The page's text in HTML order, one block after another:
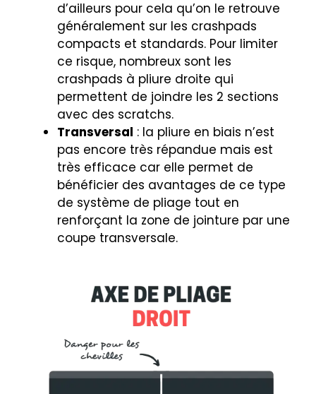
d’ailleurs pour cela qu’on le retrouve
généralement sur les crashpads
compacts et standards. Pour limiter
ce risque, nombreux sont les
crashpads à pliure droite qui
permettent de joindre les 2 sections
avec des scratchs.
Transversal : la pliure en biais n’est
pas encore très répandue mais est
très efficace car elle permet de
bénéficier des avantages de ce type
de système de pliage tout en
renforçant la zone de jointure par une
coupe transversale.